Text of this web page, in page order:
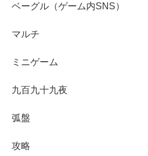
ベーグル（ゲーム内SNS）
マルチ
ミニゲーム
九百九十九夜
弧盤
攻略